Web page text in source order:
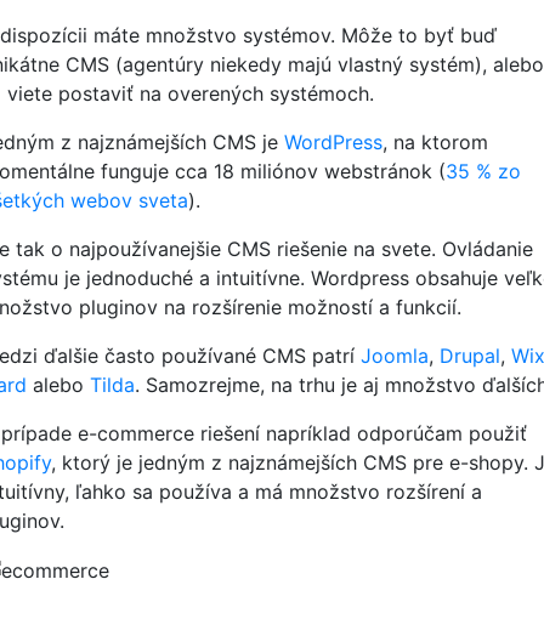
máte množstvo systémov. Môže to byť buď
CMS (agentúry niekedy majú vlastný systém), alebo
viete postaviť na overených systémoch.
z najznámejších CMS je WordPress, na ktorom
funguje cca 18 miliónov webstránok (35 % zo
webov sveta).
tak o najpoužívanejšie CMS riešenie na svete. Ovládanie
je jednoduché a intuitívne. Wordpress obsahuje
pluginov na rozšírenie možností a funkcií.
ďalšie často používané CMS patrí Joomla, Drupal, Wix
alebo Tilda. Samozrejme, na trhu je aj množstvo
e-commerce riešení napríklad odporúčam použiť
, ktorý je jedným z najznámejších CMS pre e-shopy.
ľahko sa používa a má množstvo rozšírení a